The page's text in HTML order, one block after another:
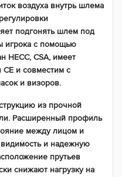
воздуха внутрь шлема
подгонять шлем под
игрока с помощью
HECC, CSA, имеет
CE и совместим с
и визоров.
из прочной
Расширенный профиль
между лицом и
и надежную
прутьев
снижают нагрузку на